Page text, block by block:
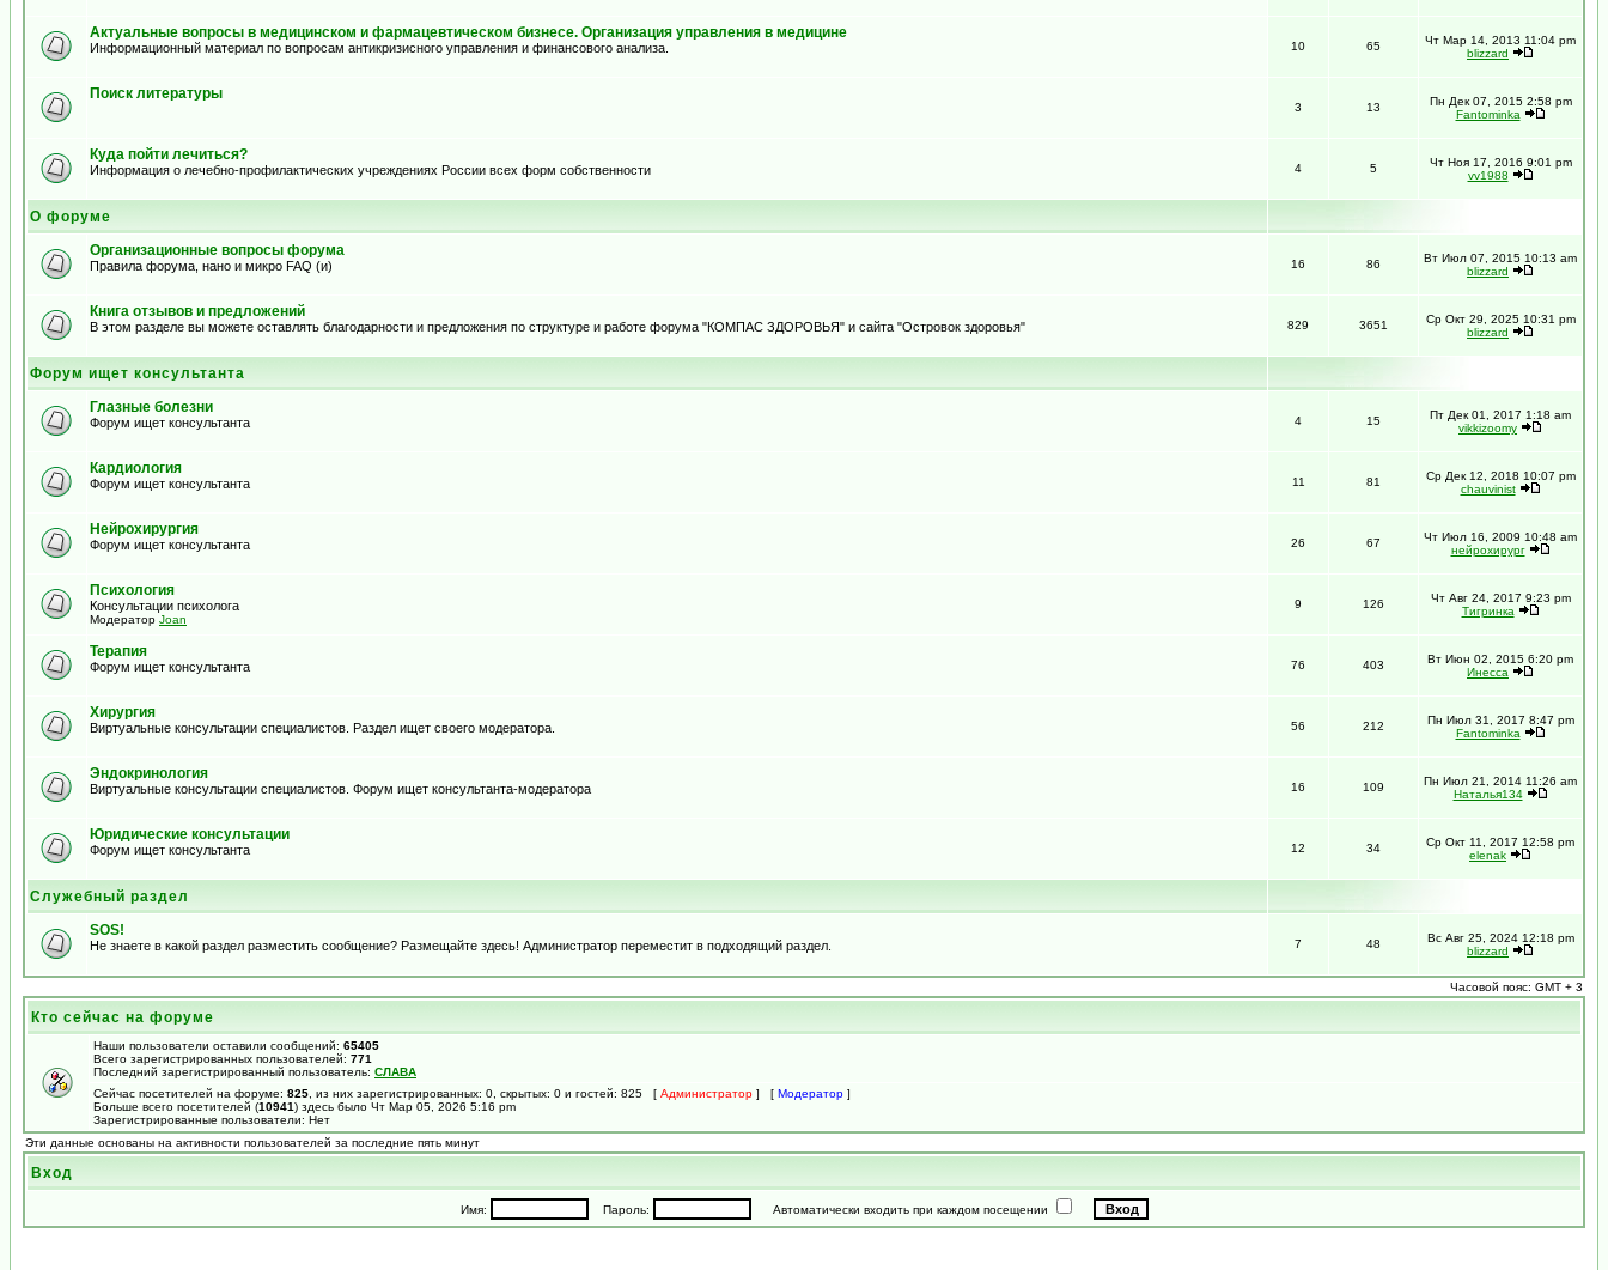
Актуальные вопросы в медицинском и фармацевтическом бизнесе. Организация управления в медицине
Информационный материал по вопросам антикризисного управления и финансового анализа. 10 65
Чт Мар 14, 2013 11:04 pm
blizzard
Поиск литературы
3 13
Пн Дек 07, 2015 2:58 pm
Fantominka
Куда пойти лечиться?
Информация о лечебно-профилактических учреждениях России всех форм собственности 4 5
Чт Ноя 17, 2016 9:01 pm
vv1988
О форуме
Организационные вопросы форума
Правила форума, нано и микро FAQ (и) 16 86
Вт Июл 07, 2015 10:13 am
blizzard
Книга отзывов и предложений
В этом разделе вы можете оставлять благодарности и предложения по структуре и работе форума "КОМПАС ЗДОРОВЬЯ" и сайта "Островок здоровья" 829 3651
Ср Окт 29, 2025 10:31 pm
blizzard
Форум ищет консультанта
Глазные болезни
Форум ищет консультанта 4 15
Пт Дек 01, 2017 1:18 am
vikkizoomy
Кардиология
Форум ищет консультанта 11 81
Ср Дек 12, 2018 10:07 pm
chauvinist
Нейрохирургия
Форум ищет консультанта 26 67
Чт Июл 16, 2009 10:48 am
нейрохирург
Психология
Консультации психолога
Модератор Joan
9 126
Чт Авг 24, 2017 9:23 pm
Тигринка
Терапия
Форум ищет консультанта 76 403
Вт Июн 02, 2015 6:20 pm
Инесса
Хирургия
Виртуальные консультации специалистов. Раздел ищет своего модератора. 56 212
Пн Июл 31, 2017 8:47 pm
Fantominka
Эндокринология
Виртуальные консультации специалистов. Форум ищет консультанта-модератора 16 109
Пн Июл 21, 2014 11:26 am
Наталья134
Юридические консультации
Форум ищет консультанта 12 34
Ср Окт 11, 2017 12:58 pm
elenak
Служебный раздел
SOS!
Не знаете в какой раздел разместить сообщение? Размещайте здесь! Администратор переместит в подходящий раздел. 7 48
Вс Авг 25, 2024 12:18 pm
blizzard
Часовой пояс: GMT + 3
Кто сейчас на форуме
Наши пользователи оставили сообщений: 65405
Всего зарегистрированных пользователей: 771
Последний зарегистрированный пользователь: СЛАВА
Сейчас посетителей на форуме: 825 , из них зарегистрированных: 0, скрытых: 0 и гостей: 825 [ Администратор ] [ Модератор ]
Больше всего посетителей (10941) здесь было Чт Мар 05, 2026 5:16 pm
Зарегистрированные пользователи: Нет
Эти данные основаны на активности пользователей за последние пять минут
Вход
Имя: Пароль: Автоматически входить при каждом посещении